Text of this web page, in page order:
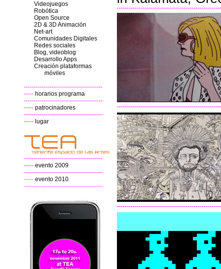
Videojuegos
Robótica
Open Source
2D & 3D Animación
Net-art
Comunidades Digitales
Redes sociales
Blog, videoblog
Desarrollo Apps
Creación plataformas
móviles
----------------------------------------
----- horarios programa
----------------------------------------
----- patrocinadores
----------------------------------------
----- lugar
----------------------------------------
----- evento 2009
----------------------------------------
----- evento 2010
----------------------------------------